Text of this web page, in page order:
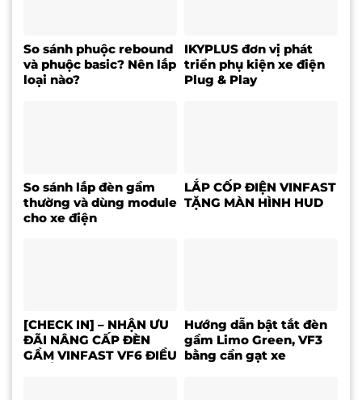
So sánh phuộc rebound
và phuộc basic? Nên lắp
loại nào?
IKYPLUS đơn vị phát
triển phụ kiện xe điện
Plug & Play
So sánh lắp đèn gầm
thường và dùng module
cho xe điện
LẮP CỐP ĐIỆN VINFAST
TẶNG MÀN HÌNH HUD
[CHECK IN] – NHẬN ƯU
ĐÃI NÂNG CẤP ĐÈN
GẦM VINFAST VF6 ĐIỀU
Hướng dẫn bật tắt đèn
gầm Limo Green, VF3
bằng cần gạt xe